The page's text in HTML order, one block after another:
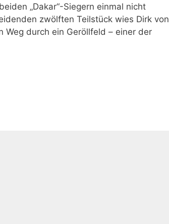
„Dakar“-Siegern einmal nicht
zwölften Teilstück wies Dirk von
Weg durch ein Geröllfeld – einer der